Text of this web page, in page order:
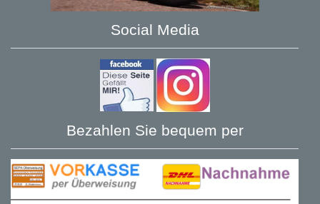
Social Media
Bezahlen Sie bequem per